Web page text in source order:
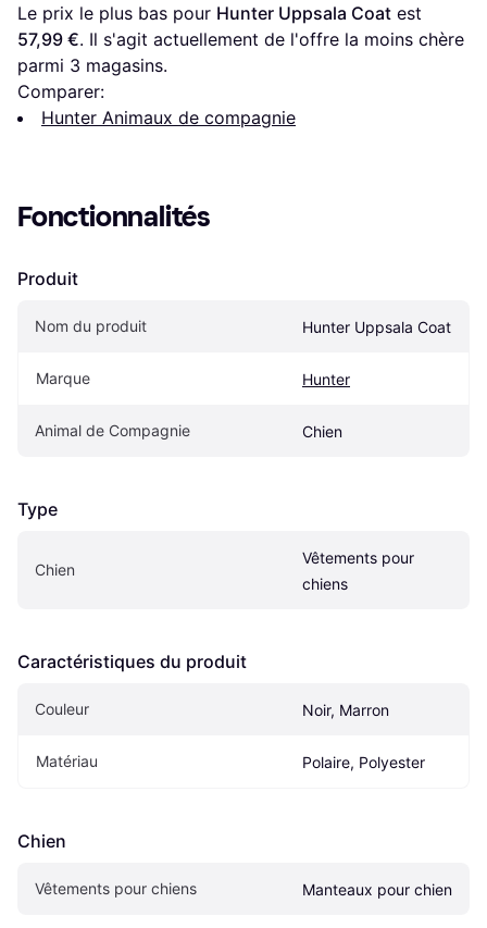
Le prix le plus bas pour Hunter Uppsala Coat
57,99 €. Il s'agit actuellement de l'offre la moins chère
parmi 3 magasins.
Comparer:
Hunter Animaux de compagnie
Fonctionnalités
Produit
Nom du produit Hunter Uppsala Coat
Marque Hunter
Animal de Compagnie Chien
Type
Chien
Vêtements pour
chiens
Caractéristiques du produit
Couleur Noir, Marron
Matériau Polaire, Polyester
Chien
Vêtements pour chiens Manteaux pour chien